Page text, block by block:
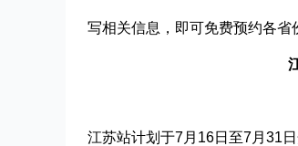
写相关信息，即可免费预约各省
江苏站计划于7月16日至7月31